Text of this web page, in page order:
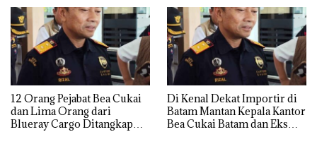
12 Orang Pejabat Bea Cukai
dan Lima Orang dari
Blueray Cargo Ditangkap
Di Kenal Dekat Importir di
Batam Mantan Kepala Kantor
Bea Cukai Batam dan Eks